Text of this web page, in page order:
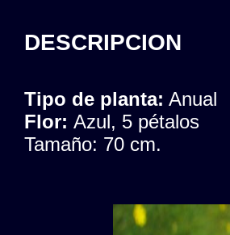
DESCRIPCION
Tipo de planta: Anual
Flor: Azul, 5 pétalos
Tamaño: 70 cm.